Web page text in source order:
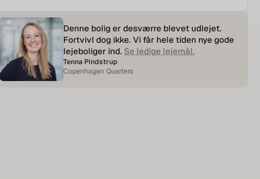
Denne bolig er desværre blevet udlejet.
Fortvivl dog ikke. Vi får hele tiden nye gode
lejeboliger ind. Se ledige lejemål.
Tenna Pindstrup
Copenhagen Quarters